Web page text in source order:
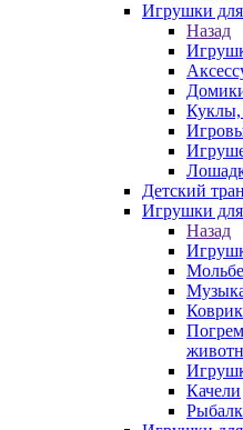
Игрушки для
Назад
Детский
Игрушки
Назад
Качели